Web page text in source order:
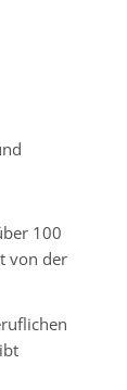
100
von der